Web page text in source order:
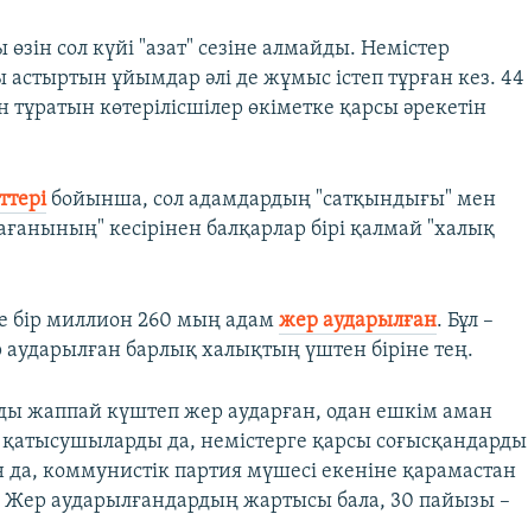
сол күйі "азат" сезіне алмайды. Немістер
астыртын ұйымдар әлі де жұмыс істеп тұрған кез. 44
көтерілісшілер өкіметке қарсы әрекетін
бойынша, сол адамдардың "сатқындығы" мен
кесірінен балқарлар бірі қалмай "халық
бір миллион 260 мың адамжер аударылған. Бұл –
барлық халықтың үштен біріне тең.
жаппай күштеп жер аударған, одан ешкім аман
да, немістерге қарсы соғысқандарды
коммунистік партия мүшесі екеніне қарамастан
Жер аударылғандардың жартысы бала, 30 пайызы –